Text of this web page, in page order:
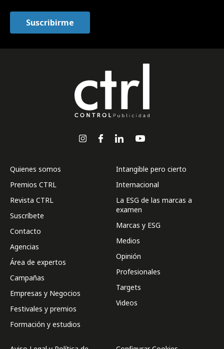
Quienes somos
Premios CTRL
Revista CTRL
Suscríbete
Contacto
Agencias
Área de expertos
Campañas
Empresas y Negocios
Festivales y premios
Formación y estudios
Intangible pero cierto
Internacional
La ESG de las marcas a
examen
Marcas y ESG
Medios
Opinión
Profesionales
Targets
Videos